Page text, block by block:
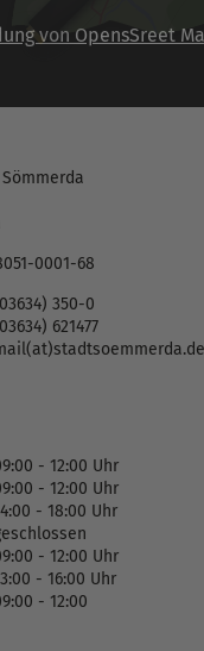
von OpensSreet
0001-68
350-0
621477
- 12:00 Uhr
- 12:00 Uhr
- 18:00 Uhr
- 12:00 Uhr
- 16:00 Uhr
- 12:00